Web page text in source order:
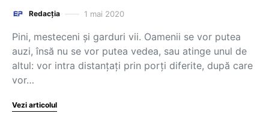
Redacția 1 mai 2020
Pini, mesteceni și garduri vii. Oamenii se vor putea
auzi, însă nu se vor putea vedea, sau atinge unul de
altul: vor intra distanțați prin porţi diferite, după care
vor…
Vezi articolul